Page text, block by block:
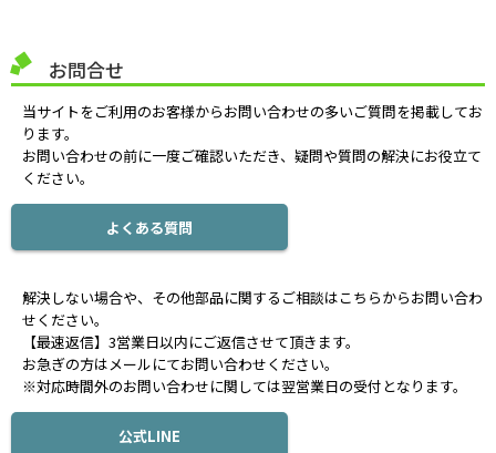
お問合せ
当サイトをご利用のお客様からお問い合わせの多いご質問を掲載してお
ります。
お問い合わせの前に一度ご確認いただき、疑問や質問の解決にお役立て
ください。
よくある質問
解決しない場合や、その他部品に関するご相談はこちらからお問い合わ
せください。
【最速返信】3営業日以内にご返信させて頂きます。
お急ぎの方はメールにてお問い合わせください。
※対応時間外のお問い合わせに関しては翌営業日の受付となります。
公式LINE